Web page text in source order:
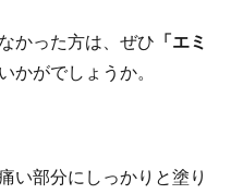
かった方は、ぜひ 「エミ
かがでしょうか。
い部分にしっかりと塗り